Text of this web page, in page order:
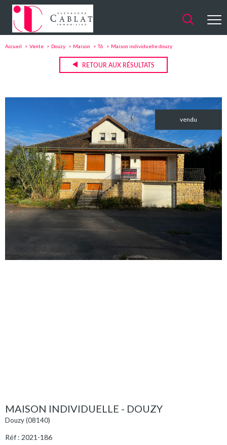
Accueil Vente Douzy Maison T6 Maison individuelle douzy
RETOUR AUX RÉSULTATS
vendu
MAISON INDIVIDUELLE - DOUZY
Douzy (08140)
Réf : 2021-186